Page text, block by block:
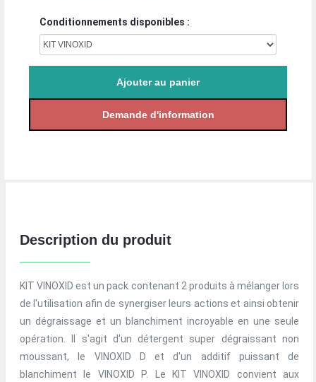
Conditionnements disponibles :
Description du produit
KIT VINOXID est un pack contenant 2 produits à mélanger lors
de l'utilisation afin de synergiser leurs actions et ainsi obtenir
un dégraissage et un blanchiment incroyable en une seule
opération. Il s'agit d'un détergent super dégraissant non
moussant, le VINOXID D et d'un additif puissant de
blanchiment le VINOXID P. Le KIT VINOXID convient aux